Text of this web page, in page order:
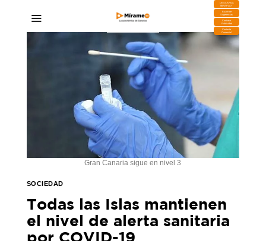
DESCARGA
MIRAPLAY
Buzón de
Sugerencias
Contratar
Publicidad
Contacto
Comercial
Gran Canaria sigue en nivel 3
SOCIEDAD
Todas las Islas mantienen
el nivel de alerta sanitaria
por COVID-19